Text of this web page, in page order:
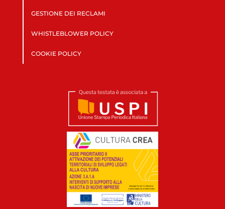
GESTIONE DEI RECLAMI
WHISTLEBLOWER POLICY
COOKIE POLICY